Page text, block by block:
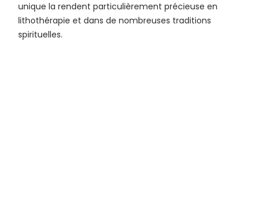
unique la rendent particulièrement précieuse en
lithothérapie et dans de nombreuses traditions
spirituelles.